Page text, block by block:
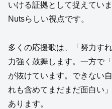
いける証拠として捉えてい
Nutsらしい視点です。
多くの応援歌は、「努力す
力強く鼓舞します。一方で
が抜けています。できない
れも含めてまだまだ面白い
あります。